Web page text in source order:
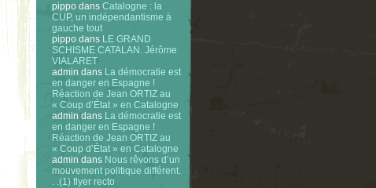
pippo dans Catalogne : la
CUP, un indépendantisme à
gauche tout
pippo dans LE GRAND
SCHISME CATALAN. Jérôme
VIALARET
admin dans La démocratie est
en danger en Espagne !
Réaction de Jean ORTIZ au
« Coup d’État » en Catalogne
admin dans La démocratie est
en danger en Espagne !
Réaction de Jean ORTIZ au
« Coup d’État » en Catalogne
admin dans Nous rêvons d’un
mouvement politique différent.
. .(1) flyer recto